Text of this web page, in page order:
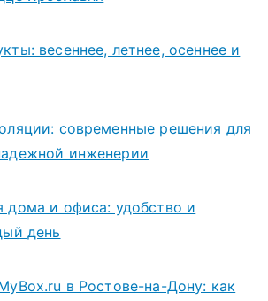
весеннее, летнее, осеннее и
современные решения для
инженерии
дома и офиса: удобство и
день
в Ростове-на-Дону: как